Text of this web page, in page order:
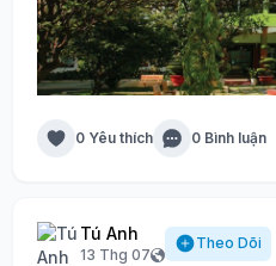
0 Yêu thích 0 Bình luận
Tú Anh
13 Thg 07
Theo Dõi